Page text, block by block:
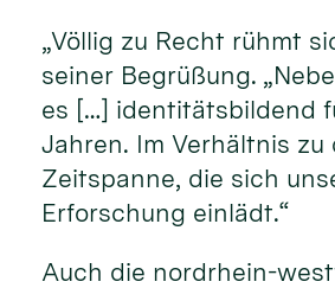
„Völlig zu Recht rühmt
seiner Begrüßung.
es […] identitätsbildend
Jahren. Im Verhältnis
Zeitspanne, die sich
Erforschung einlädt.“
Auch die nordrhein-